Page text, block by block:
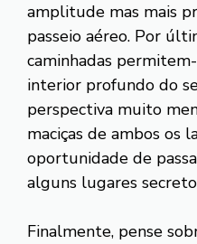
amplitude mas mais
passeio aéreo. Por
caminhadas
interior profundo do
perspectiva muito
maciças de ambos os
oportunidade de
alguns lugares
Finalmente, pense